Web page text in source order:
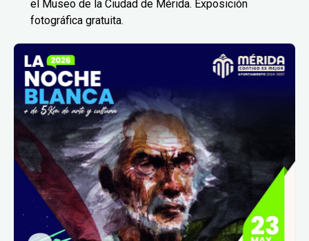
el Museo de la Ciudad de Mérida. Exposición
fotográfica gratuita.